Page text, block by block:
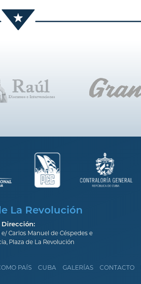
La Revolución
Dirección:
e/ Carlos Manuel de Céspedes e
Plaza de La Revolución
PAÍS CUBA GALERÍAS CONTACTO